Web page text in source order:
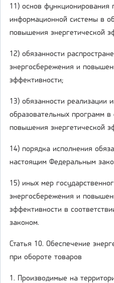
11) основ функционирования
информационной системы в
повышения энергетической
12) обязанности
энергосбережения и
эффективности;
13) обязанности реализации
образовательных программ
повышения энергетической
14) порядка исполнения
настоящим Федеральным
15) иных мер
энергосбережения и
эффективности в
законом.
Статья 10. Обеспечение
при обороте товаров
1. Производимые на